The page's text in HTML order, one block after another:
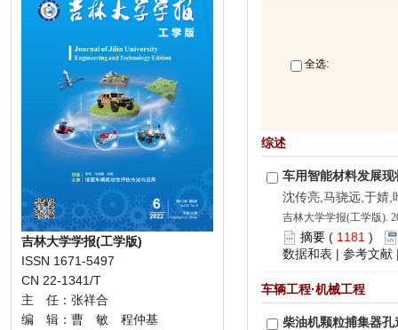
吉林大学学报(工学版)
ISSN 1671-5497
CN 22-1341/T
主 任：张祥合
编 辑：曹 敏 程仲基
全选:
综述
车用智能材料发展现
沈传亮,马骁远,于婧,
吉林大学学报(工学版).
摘要 ( 1181 )
数据和表 | 参考文献
车辆工程·机械工程
柴油机颗粒捕集器